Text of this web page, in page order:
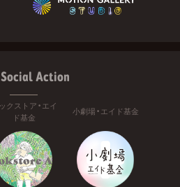
Action
クストア・エイ
ド基金
小劇場・エイド基金